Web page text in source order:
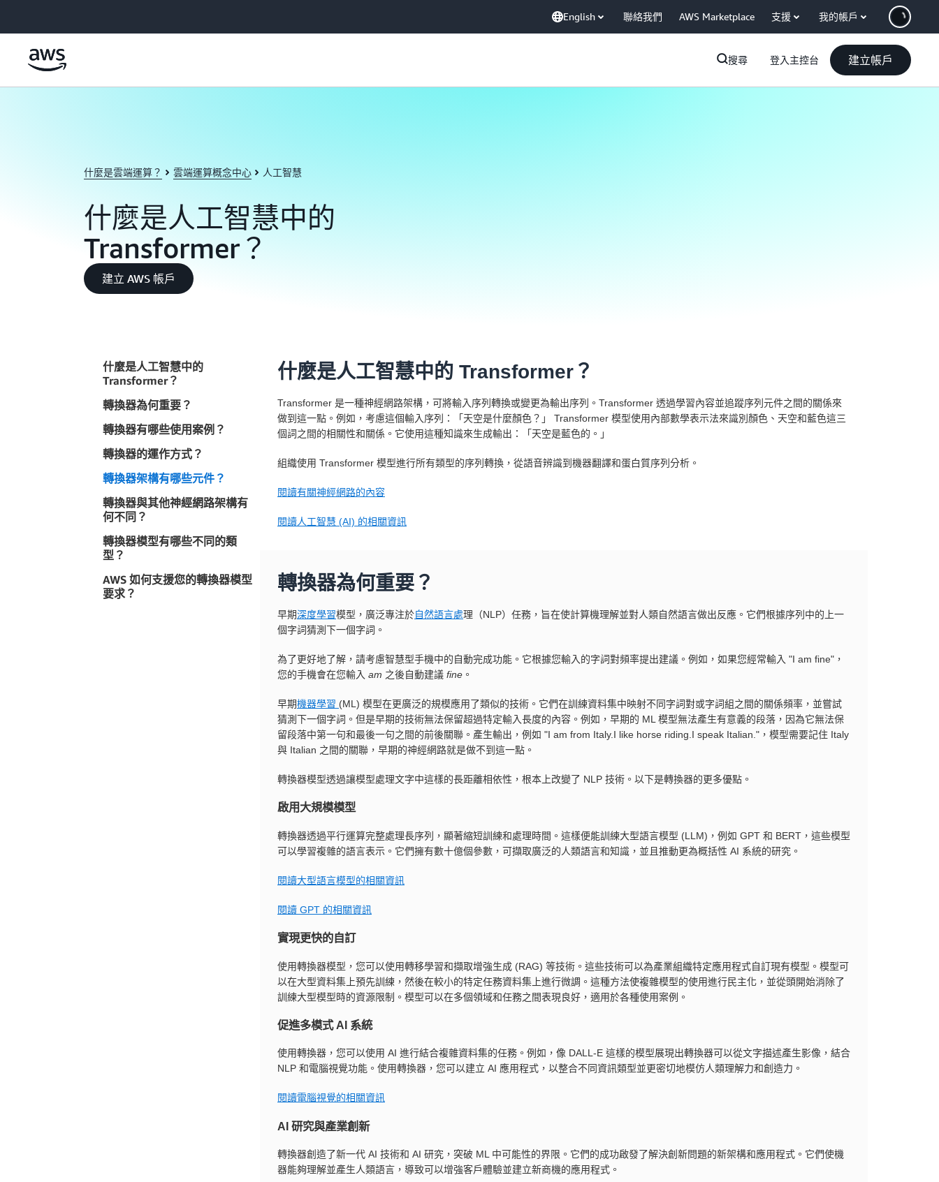
English 聯絡我們 AWS Marketplace 支援 我的帳戶
搜尋 登入主控台 建立帳戶
什麼是雲端運算？ 雲端運算概念中心 人工智慧
什麼是人工智慧中的
Transformer？
建立 AWS 帳戶
什麼是人工智慧中的
Transformer？
轉換器為何重要？
轉換器有哪些使用案例？
轉換器的運作方式？
轉換器架構有哪些元件？
轉換器與其他神經網路架構有
何不同？
轉換器模型有哪些不同的類
型？
AWS 如何支援您的轉換器模型
要求？
什麼是人工智慧中的 Transformer？
Transformer 是一種神經網路架構，可將輸入序列轉換或變更為輸出序列。Transformer 透過學習內容並追蹤序列元件之間的關係來
做到這一點。例如，考慮這個輸入序列：「天空是什麼顏色？」 Transformer 模型使用內部數學表示法來識別顏色、天空和藍色這三
個詞之間的相關性和關係。它使用這種知識來生成輸出：「天空是藍色的。」
組織使用 Transformer 模型進行所有類型的序列轉換，從語音辨識到機器翻譯和蛋白質序列分析。
閱讀有關神經網路的內容
閱讀人工智慧 (AI) 的相關資訊
轉換器為何重要？
早期深度學習模型，廣泛專注於自然語言處理（NLP）任務，旨在使計算機理解並對人類自然語言做出反應。它們根據序列中的上一
個字詞猜測下一個字詞。
為了更好地了解，請考慮智慧型手機中的自動完成功能。它根據您輸入的字詞對頻率提出建議。例如，如果您經常輸入 "I am fine"，
您的手機會在您輸入 am 之後自動建議 fine 。
早期機器學習 (ML) 模型在更廣泛的規模應用了類似的技術。它們在訓練資料集中映射不同字詞對或字詞組之間的關係頻率，並嘗試
猜測下一個字詞。但是早期的技術無法保留超過特定輸入長度的內容。例如，早期的 ML 模型無法產生有意義的段落，因為它無法保
留段落中第一句和最後一句之間的前後關聯。產生輸出，例如 "I am from Italy.I like horse riding.I speak Italian."，模型需要記住 Italy
與 Italian 之間的關聯，早期的神經網路就是做不到這一點。
轉換器模型透過讓模型處理文字中這樣的長距離相依性，根本上改變了 NLP 技術。以下是轉換器的更多優點。
啟用大規模模型
轉換器透過平行運算完整處理長序列，顯著縮短訓練和處理時間。這樣便能訓練大型語言模型 (LLM)，例如 GPT 和 BERT，這些模型
可以學習複雜的語言表示。它們擁有數十億個參數，可擷取廣泛的人類語言和知識，並且推動更為概括性 AI 系統的研究。
閱讀大型語言模型的相關資訊
閱讀 GPT 的相關資訊
實現更快的自訂
使用轉換器模型，您可以使用轉移學習和擷取增強生成 (RAG) 等技術。這些技術可以為產業組織特定應用程式自訂現有模型。模型可
以在大型資料集上預先訓練，然後在較小的特定任務資料集上進行微調。這種方法使複雜模型的使用進行民主化，並從頭開始消除了
訓練大型模型時的資源限制。模型可以在多個領域和任務之間表現良好，適用於各種使用案例。
促進多模式 AI 系統
使用轉換器，您可以使用 AI 進行結合複雜資料集的任務。例如，像 DALL-E 這樣的模型展現出轉換器可以從文字描述產生影像，結合
NLP 和電腦視覺功能。使用轉換器，您可以建立 AI 應用程式，以整合不同資訊類型並更密切地模仿人類理解力和創造力。
閱讀電腦視覺的相關資訊
AI 研究與產業創新
轉換器創造了新一代 AI 技術和 AI 研究，突破 ML 中可能性的界限。它們的成功啟發了解決創新問題的新架構和應用程式。它們使機
器能夠理解並產生人類語言，導致可以增強客戶體驗並建立新商機的應用程式。